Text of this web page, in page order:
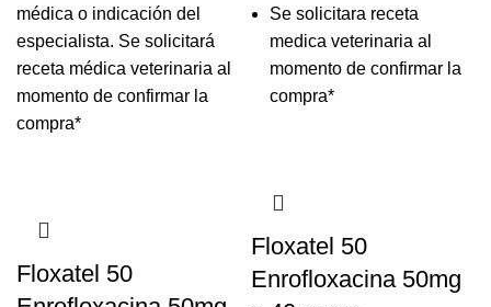
médica o indicación del
especialista. Se solicitará
receta médica veterinaria al
momento de confirmar la
compra*
Se solicitara receta
medica veterinaria al
momento de confirmar la
compra*
Floxatel 50
Floxatel 50
Enrofloxacina 50mg